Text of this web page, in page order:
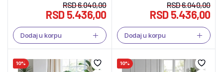
RSD6.040,00
RSD5.436,00
Dodaj u korpu
RSD6.040,00
RSD5.436,00
Dodaj u korpu
10% 10%